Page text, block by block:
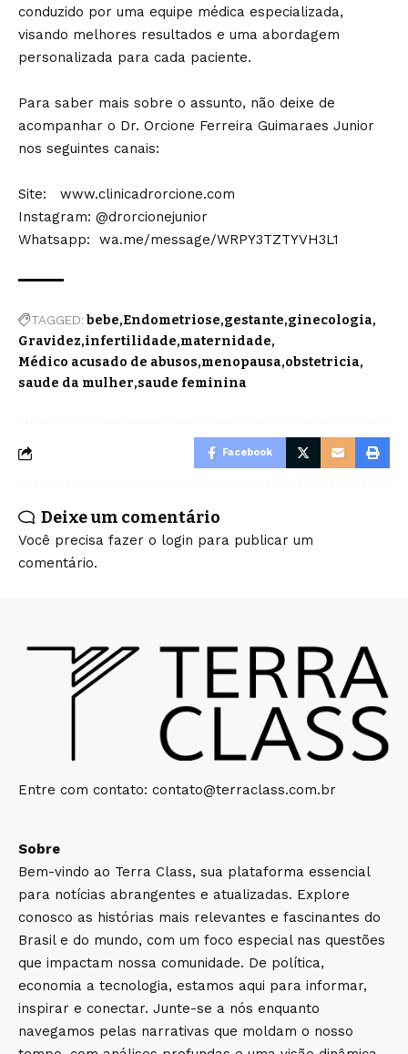
conduzido por uma equipe médica especializada,
visando melhores resultados e uma abordagem
personalizada para cada paciente.
Para saber mais sobre o assunto, não deixe de
acompanhar o Dr. Orcione Ferreira Guimaraes Junior
nos seguintes canais:
Site: www.clinicadrorcione.com
Instagram: @drorcionejunior
Whatsapp: wa.me/message/WRPY3TZTYVH3L1
TAGGED:bebe Endometriose gestante ginecologia
Gravidez infertilidade maternidade
Médico acusado de abusos menopausa obstetricia
saude da mulher saude feminina
Facebook
Deixe um comentário
Você precisa fazer o login para publicar um
comentário.
Entre com contato: contato@terraclass.com.br
Sobre
Bem-vindo ao Terra Class, sua plataforma essencial
para notícias abrangentes e atualizadas. Explore
conosco as histórias mais relevantes e fascinantes do
Brasil e do mundo, com um foco especial nas questões
que impactam nossa comunidade. De política,
economia a tecnologia, estamos aqui para informar,
inspirar e conectar. Junte-se a nós enquanto
navegamos pelas narrativas que moldam o nosso